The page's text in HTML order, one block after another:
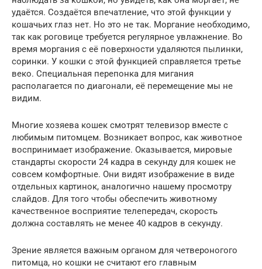
удаётся. Создаётся впечатление, что этой функции у
кошачьих глаз нет. Но это не так. Моргание необходимо,
так как роговице требуется регулярное увлажнение. Во
время моргания с её поверхности удаляются пылинки,
соринки. У кошки с этой функцией справляется третье
веко. Специальная перепонка для мигания
располагается по диагонали, её перемещение мы не
видим.
Многие хозяева кошек смотрят телевизор вместе с
любимым питомцем. Возникает вопрос, как животное
воспринимает изображение. Оказывается, мировые
стандарты скорости 24 кадра в секунду для кошек не
совсем комфортные. Они видят изображение в виде
отдельных картинок, аналогично нашему просмотру
слайдов. Для того чтобы обеспечить животному
качественное восприятие телепередач, скорость
должна составлять не менее 40 кадров в секунду.
Зрение является важным органом для четвероногого
питомца, но кошки не считают его главным